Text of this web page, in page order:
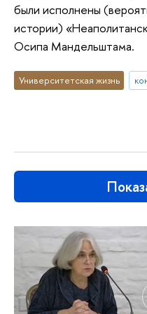
были исполнены
истории)
Осипа Мандельштама.
Университетская жизнь